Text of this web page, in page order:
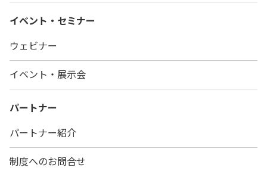
イベント・セミナー
ウェビナー
イベント・展示会
パートナー
パートナー紹介
制度へのお問合せ